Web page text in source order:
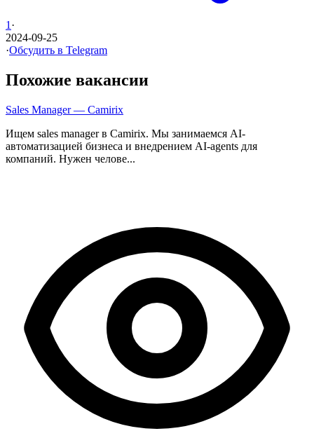
1 ·
2024-09-25
·Обсудить в Telegram
Похожие вакансии
Sales Manager — Camirix
Ищем sales manager в Camirix. Мы занимаемся AI-
автоматизацией бизнеса и внедрением AI-agents для
компаний. Нужен челове...